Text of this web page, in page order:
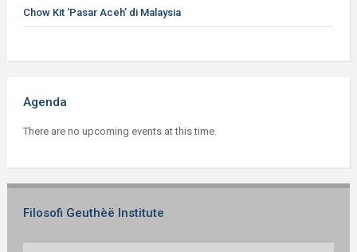
Chow Kit ‘Pasar Aceh’ di Malaysia
Agenda
There are no upcoming events at this time.
Filosofi Geuthèë Institute